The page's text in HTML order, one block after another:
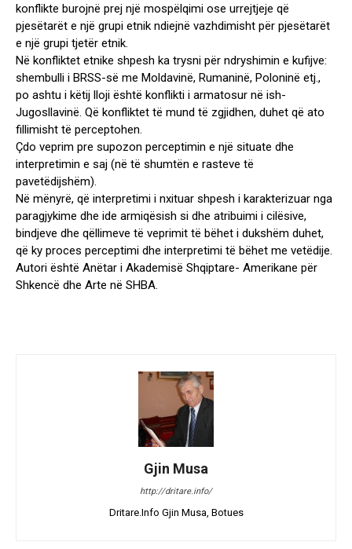
konflikte burojnë prej një mospëlqimi ose urrejtjeje që
pjesëtarët e një grupi etnik ndiejnë vazhdimisht për pjesëtarët
e një grupi tjetër etnik.
Në konfliktet etnike shpesh ka trysni për ndryshimin e kufijve:
shembulli i BRSS-së me Moldavinë, Rumaninë, Poloninë etj.,
po ashtu i këtij lloji është konflikti i armatosur në ish-
Jugosllavinë. Që konfliktet të mund të zgjidhen, duhet që ato
fillimisht të perceptohen.
Çdo veprim pre supozon perceptimin e një situate dhe
interpretimin e saj (në të shumtën e rasteve të
pavetëdijshëm).
Në mënyrë, që interpretimi i nxituar shpesh i karakterizuar nga
paragjykime dhe ide armiqësish si dhe atribuimi i cilësive,
bindjeve dhe qëllimeve të veprimit të bëhet i dukshëm duhet,
që ky proces perceptimi dhe interpretimi të bëhet me vetëdije.
Autori është Anëtar i Akademisë Shqiptare- Amerikane për
Shkencë dhe Arte në SHBA.
Gjin Musa
http://dritare.info/
Dritare.Info Gjin Musa, Botues